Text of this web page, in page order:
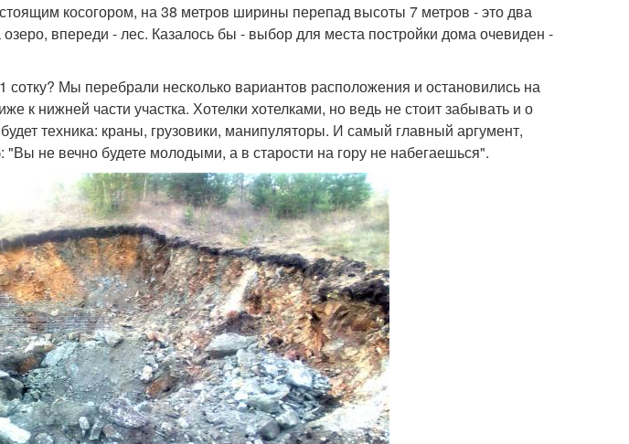
косогором, на 38 метров ширины перепад высоты 7 метров - это два
впереди - лес. Казалось бы - выбор для места постройки дома очевиден -
сотку? Мы перебрали несколько вариантов расположения и остановились на
к нижней части участка. Хотелки хотелками, но ведь не стоит забывать и о
техника: краны, грузовики, манипуляторы. И самый главный аргумент,
"Вы не вечно будете молодыми, а в старости на гору не набегаешься".